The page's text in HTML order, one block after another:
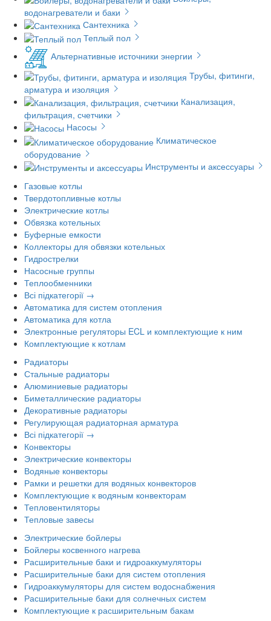
водонагреватели и баки
Сантехника
Теплый пол
Альтернативные источники энергии
Трубы, фитинги,
арматура и изоляция
Канализация,
фильтрация, счетчики
Насосы
Климатическое
оборудование
Инструменты и аксессуары
Газовые котлы
Твердотопливные котлы
Электрические котлы
Обвязка котельных
Буферные емкости
Коллекторы для обвязки котельных
Гидрострелки
Насосные группы
Теплообменники
Всі підкатегорії →
Автоматика для систем отопления
Автоматика для котла
Электронные регуляторы ECL и комплектующие к ним
Комплектующие к котлам
Радиаторы
Стальные радиаторы
Алюминиевые радиаторы
Биметаллические радиаторы
Декоративные радиаторы
Регулирующая радиаторная арматура
Всі підкатегорії →
Конвекторы
Электрические конвекторы
Водяные конвекторы
Рамки и решетки для водяных конвекторов
Комплектующие к водяным конвекторам
Тепловентиляторы
Тепловые завесы
Электрические бойлеры
Бойлеры косвенного нагрева
Расширительные баки и гидроаккумуляторы
Расширительные баки для систем отопления
Гидроаккумуляторы для систем водоснабжения
Расширительные баки для солнечных систем
Комплектующие к расширительным бакам